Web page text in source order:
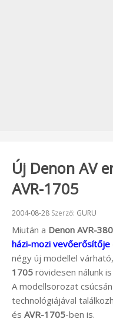
Új Denon AV
AVR-1705
Beküldve:
2004-08-28 Szerző: GURU
Miután a Denon AVR-
házi-mozi vevőerősítője
négy új modellel
1705 rövidesen nálunk
A modellsorozat
technológiájával
és AVR-1705-ben is.